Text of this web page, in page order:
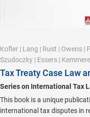
Kofler | Lang | Rust | Owens |
Szudoczky | Essers |
Tax Treaty Case Law
Series on International Tax
This book is a unique
international tax disputes in